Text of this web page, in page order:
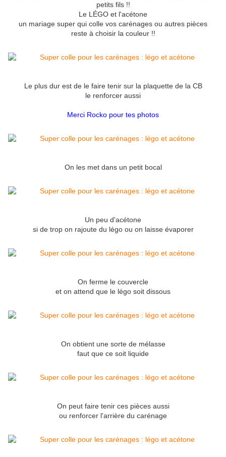
petits fils !!
Le LÉGO et l'acétone
un mariage super qui colle vos carénages ou autres pièces
reste à choisir la couleur !!
Le plus dur est de le faire tenir sur la plaquette de la CB
le renforcer aussi
Merci Rocko pour tes photos
On les met dans un petit bocal
Un peu d'acétone
si de trop on rajoute du légo ou on laisse évaporer
On ferme le couvercle
et on attend que le légo soit dissous
On obtient une sorte de mélasse
faut que ce soit liquide
On peut faire tenir ces pièces aussi
ou renforcer l'arrière du carénage